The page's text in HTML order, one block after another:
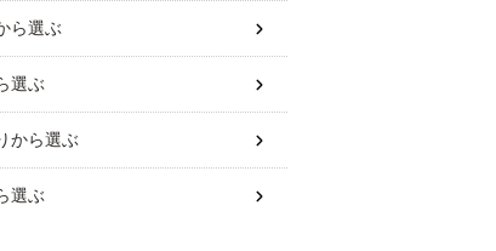
ら選ぶ
選ぶ
から選ぶ
選ぶ